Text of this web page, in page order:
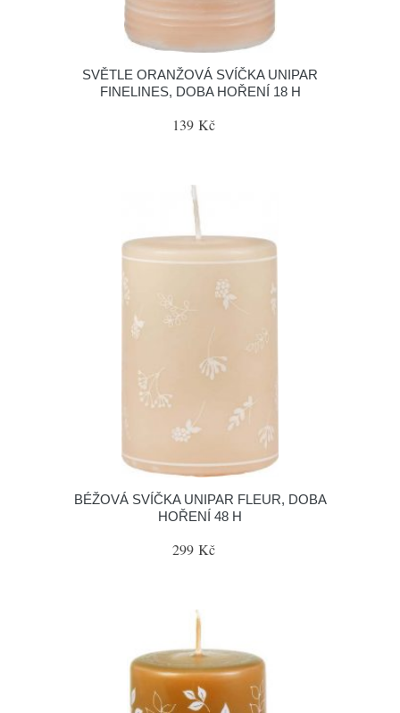
SVĚTLE ORANŽOVÁ SVÍČKA UNIPAR
FINELINES, DOBA HOŘENÍ 18 H
139 Kč
BÉŽOVÁ SVÍČKA UNIPAR FLEUR, DOBA
HOŘENÍ 48 H
299 Kč